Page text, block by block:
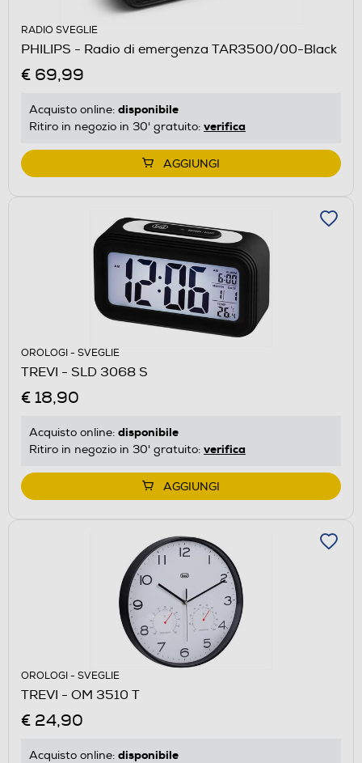
RADIO SVEGLIE
PHILIPS - Radio di emergenza TAR3500/00-Black
€ 69,99
Acquisto online: disponibile
Ritiro in negozio in 30' gratuito: verifica
AGGIUNGI
OROLOGI - SVEGLIE
TREVI - SLD 3068 S
€ 18,90
Acquisto online: disponibile
Ritiro in negozio in 30' gratuito: verifica
AGGIUNGI
OROLOGI - SVEGLIE
TREVI - OM 3510 T
€ 24,90
Acquisto online: disponibile